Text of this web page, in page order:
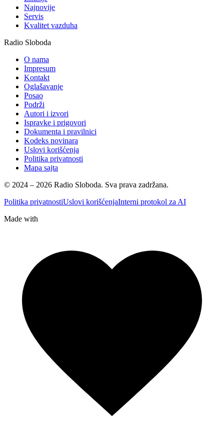
Najnovije
Servis
Kvalitet vazduha
Radio Sloboda
O nama
Impresum
Kontakt
Oglašavanje
Posao
Podrži
Autori i izvori
Ispravke i prigovori
Dokumenta i pravilnici
Kodeks novinara
Uslovi korišćenja
Politika privatnosti
Mapa sajta
© 2024 – 2026 Radio Sloboda. Sva prava zadržana.
Politika privatnostiUslovi korišćenjaInterni protokol za AI
Made with